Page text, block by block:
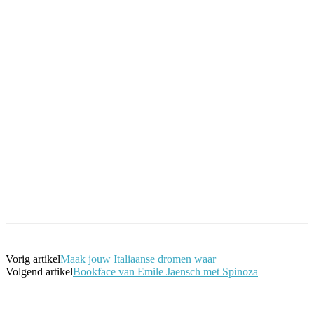
Vorig artikelMaak jouw Italiaanse dromen waar
Volgend artikelBookface van Emile Jaensch met Spinoza